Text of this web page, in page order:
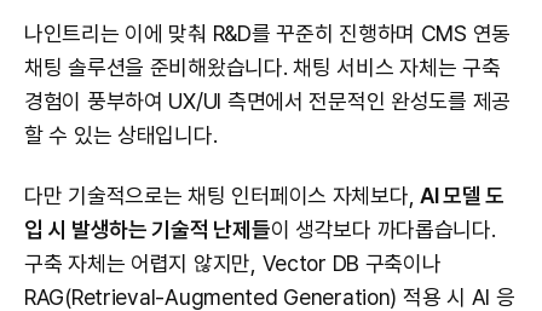
나인트리는 이에 맞춰 R&D를 꾸준히 진행하며 CMS 연동
채팅 솔루션을 준비해왔습니다. 채팅 서비스 자체는 구축
경험이 풍부하여 UX/UI 측면에서 전문적인 완성도를 제공
할 수 있는 상태입니다.
다만 기술적으로는 채팅 인터페이스 자체보다, AI 모델 도
입 시 발생하는 기술적 난제들이 생각보다 까다롭습니다.
구축 자체는 어렵지 않지만, Vector DB 구축이나
RAG(Retrieval-Augmented Generation) 적용 시 AI 응